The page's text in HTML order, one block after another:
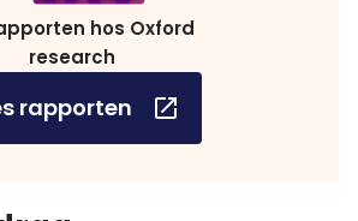
hos Oxford
research
rapporten